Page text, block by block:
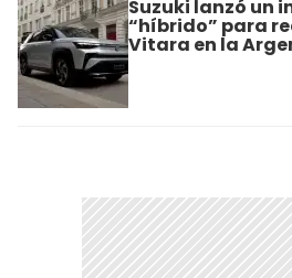
Suzuki lanzó un
“híbrido” para
Vitara en la